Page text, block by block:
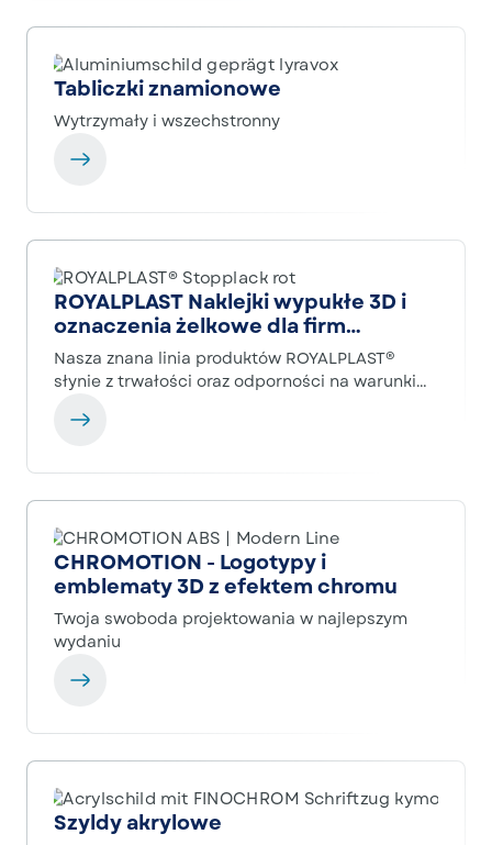
Tabliczki znamionowe
Wytrzymały i wszechstronny
ROYALPLAST Naklejki wypukłe 3D i
oznaczenia żelkowe dla firm
Rathgeber
Nasza znana linia produktów ROYALPLAST®
słynie z trwałości oraz odporności na warunki
CHROMOTION - Logotypy i
emblematy 3D z efektem chromu
Twoja swoboda projektowania w najlepszym
wydaniu
Szyldy akrylowe